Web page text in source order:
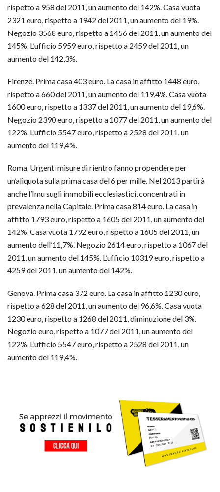
rispetto a 958 del 2011, un aumento del 142%. Casa vuota
2321 euro, rispetto a 1942 del 2011, un aumento del 19%.
Negozio 3568 euro, rispetto a 1456 del 2011, un aumento del
145%. L’ufficio 5959 euro, rispetto a 2459 del 2011, un
aumento del 142,3%.
Firenze. Prima casa 403 euro. La casa in affitto 1448 euro,
rispetto a 660 del 2011, un aumento del 119,4%. Casa vuota
1600 euro, rispetto a 1337 del 2011, un aumento del 19,6%.
Negozio 2390 euro, rispetto a 1077 del 2011, un aumento del
122%. L’ufficio 5547 euro, rispetto a 2528 del 2011, un
aumento del 119,4%.
Roma. Urgenti misure di rientro fanno propendere per
un’aliquota sulla prima casa del 6 per mille. Nel 2013 partirà
anche l’Imu sugli immobili ecclesiastici, concentrati in
prevalenza nella Capitale. Prima casa 814 euro. La casa in
affitto 1793 euro, rispetto a 1605 del 2011, un aumento del
142%. Casa vuota 1792 euro, rispetto a 1605 del 2011, un
aumento dell’11,7%. Negozio 2614 euro, rispetto a 1067 del
2011, un aumento del 145%. L’ufficio 10319 euro, rispetto a
4259 del 2011, un aumento del 142%.
Genova. Prima casa 372 euro. La casa in affitto 1230 euro,
rispetto a 628 del 2011, un aumento del 96,6%. Casa vuota
1230 euro, rispetto a 1268 del 2011, diminuzione del 3%.
Negozio euro, rispetto a 1077 del 2011, un aumento del
122%. L’ufficio 5547 euro, rispetto a 2528 del 2011, un
aumento del 119,4%.